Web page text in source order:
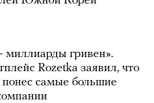
гривен».
Rozetka заявил, что
понес самые большие